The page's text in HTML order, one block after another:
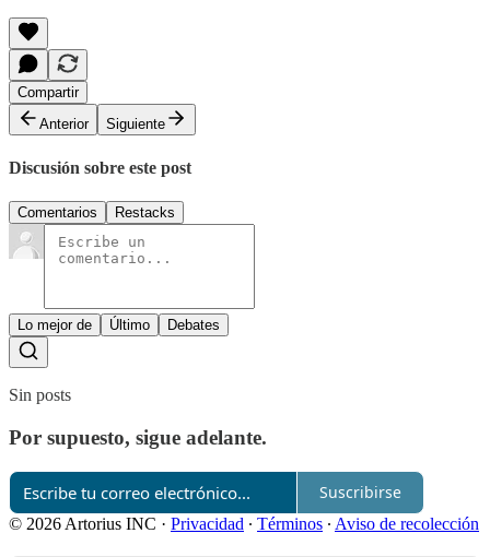
Compartir
Anterior
Siguiente
Discusión sobre este post
Comentarios Restacks
Lo mejor de Último Debates
Sin posts
Por supuesto, sigue adelante.
Suscribirse
© 2026 Artorius INC · Privacidad ∙ Términos ∙ Aviso de recolección